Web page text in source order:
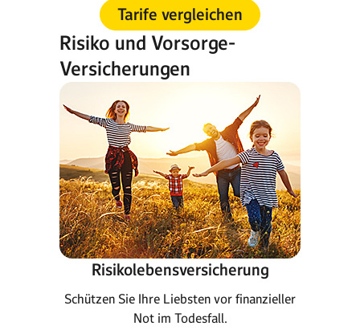
Tarife vergleichen
Risiko und Vorsorge-
Versicherungen
Risikolebensversicherung
Schützen Sie Ihre Liebsten vor finanzieller
Not im Todesfall.